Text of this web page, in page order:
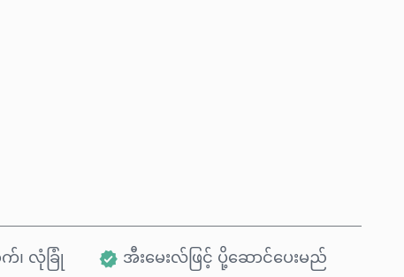
၊ လုံခြုံ အီးမေးလ်ဖြင့် ပို့ဆောင်ပေးမည်